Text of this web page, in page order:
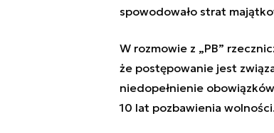
spowodowało strat
W rozmowie z „PB”
że postępowanie jest
niedopełnienie
10 lat pozbawienia